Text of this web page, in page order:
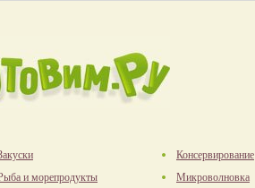
и морепродукты
Консервирование
Микроволновка